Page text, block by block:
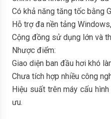
Có khả năng tăng tốc bằng
Hỗ trợ đa nền tảng
Cộng đồng sử dụng lớn và
Nhược điểm:
Giao diện ban đầu hơi khó
Chưa tích hợp nhiều công
Hiệu suất trên máy cấu
ưu.